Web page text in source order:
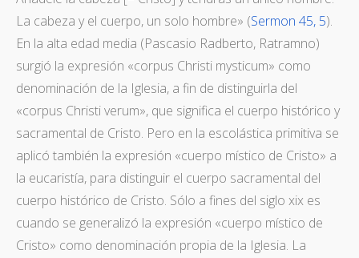
La cabeza y el cuerpo, un solo hombre» (Sermon 45, 5).
En la alta edad media (Pascasio Radberto, Ratramno)
surgió la expresión «corpus Christi mysticum» como
denominación de la Iglesia, a fin de distinguirla del
«corpus Christi verum», que significa el cuerpo histórico y
sacramental de Cristo. Pero en la escolástica primitiva se
aplicó también la expresión «cuerpo místico de Cristo» a
la eucaristía, para distinguir el cuerpo sacramental del
cuerpo histórico de Cristo. Sólo a fines del siglo xix es
cuando se generalizó la expresión «cuerpo místico de
Cristo» como denominación propia de la Iglesia. La